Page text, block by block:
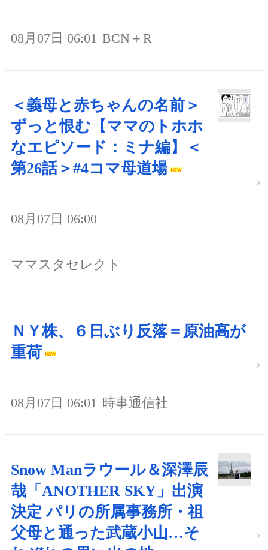
08月07日 06:01 BCN＋R
＜義母と赤ちゃんの名前＞
ずっと恨む【ママのトホホ
なエピソード：ミナ編】＜
第26話＞#4コマ母道場
08月07日 06:00
ママスタセレクト
ＮＹ株、６日ぶり反落＝原油高が
重荷
08月07日 06:01 時事通信社
Snow Manラウール＆深澤辰
哉「ANOTHER SKY」出演
決定 パリの所属事務所・祖
父母と通った武蔵小山…そ